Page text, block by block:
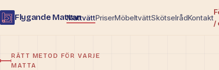
Flygande MattanMattvättPriserMöbeltvättSkötselrådKontakt
/
RÄTT METOD FÖR VARJE
MATTA